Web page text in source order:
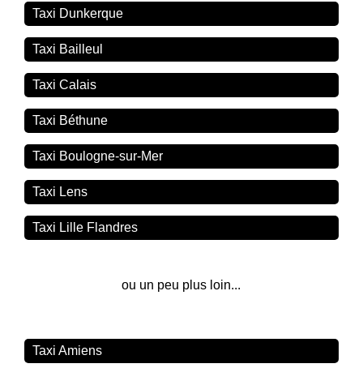
Taxi Dunkerque
Taxi Bailleul
Taxi Calais
Taxi Béthune
Taxi Boulogne-sur-Mer
Taxi Lens
Taxi Lille Flandres
ou un peu plus loin...
Taxi Amiens